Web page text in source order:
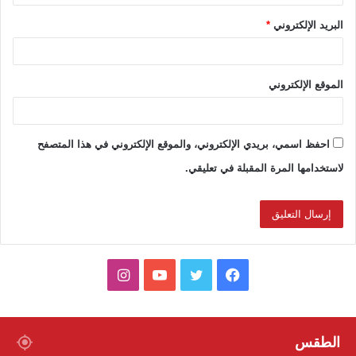
البريد الإلكتروني *
الموقع الإلكتروني
احفظ اسمي، بريدي الإلكتروني، والموقع الإلكتروني في هذا المتصفح
لاستخدامها المرة المقبلة في تعليقي.
الطقس